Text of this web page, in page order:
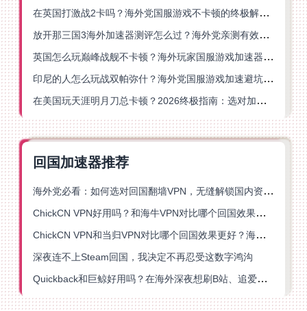
在英国打激战2卡吗？海外党国服游戏不卡顿的终极解决方案
放开那三国3海外加速器测评怎么过？海外党亲测有效的国服游戏加速指南
英国怎么玩巅峰战舰不卡顿？海外玩家国服游戏加速器终极指南
印尼的人怎么玩战双帕弥什？海外党国服游戏加速避坑指南
在美国玩天涯明月刀总卡顿？2026终极指南：选对加速器让你丝滑连招
回国加速器推荐
海外党必看：如何选对回国翻墙VPN，无缝解锁国内资源？
ChickCN VPN好用吗？和海牛VPN对比哪个回国效果更好？
ChickCN VPN和当归VPN对比哪个回国效果更好？海外党亲测后选了它
深夜连不上Steam回国，我决定不再忍受这数字鸿沟
Quickback和巨鲸好用吗？在海外深夜想刷B站、追爱奇艺的你，或许正需要这份答案